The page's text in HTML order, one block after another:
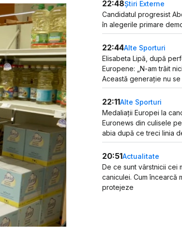
22:48Știri Externe
Candidatul progresist
în alegerile primare
22:44Alte Sporturi
Elisabeta Lipă, după
Europene: „N-am trăit
Această generație nu
22:11Alte Sporturi
Medaliații Europei la
Euronews din culisele
abia după ce treci linia
20:51Actualitate
De ce sunt vârstnicii cei
caniculei. Cum încearcă
protejeze